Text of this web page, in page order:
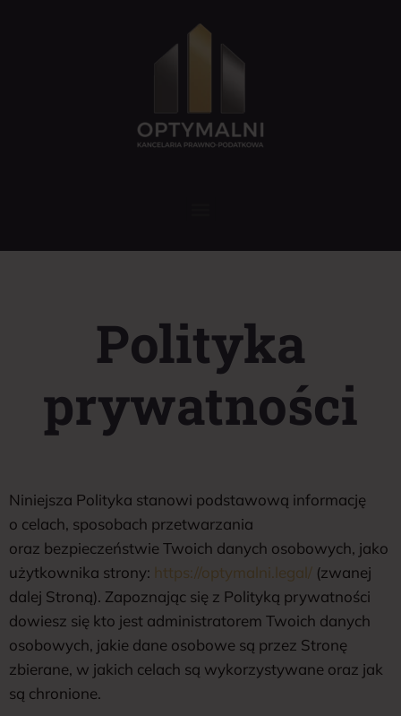
Polityka
prywatności
Niniejsza Polityka stanowi podstawową informację
o celach, sposobach przetwarzania
oraz bezpieczeństwie Twoich danych osobowych, jako
użytkownika strony: https://optymalni.legal/ (zwanej
dalej Stroną). Zapoznając się z Polityką prywatności
dowiesz się kto jest administratorem Twoich danych
osobowych, jakie dane osobowe są przez Stronę
zbierane, w jakich celach są wykorzystywane oraz jak
są chronione.